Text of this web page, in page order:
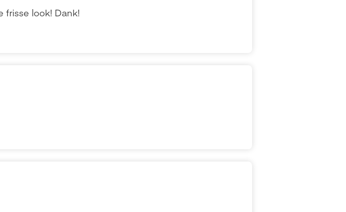
look! Dank!